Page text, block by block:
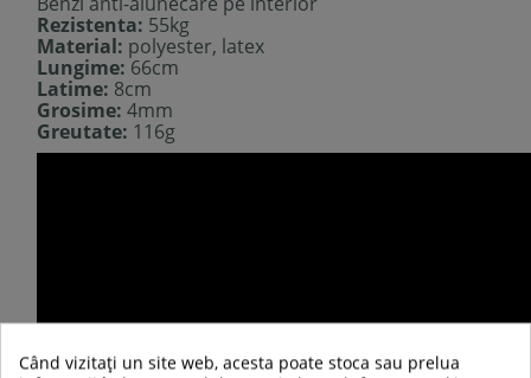
Rezistenta: 55kg
Material: polyester, latex
Lungime: 66cm
Latime: 8cm
Grosime: 4mm
Greutate: 116g
Când vizitați un site web, acesta poate stoca sau prelua